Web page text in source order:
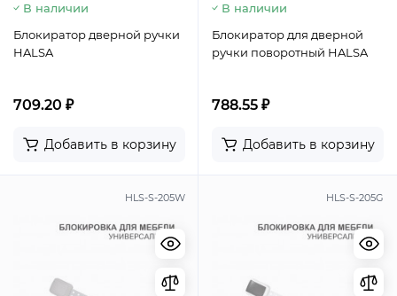
В наличии
Блокиратор дверной ручки
HALSA
709.20 ₽
Добавить в корзину
В наличии
Блокиратор для дверной
ручки поворотный HALSA
788.55 ₽
Добавить в корзину
HLS-S-205W HLS-S-205G